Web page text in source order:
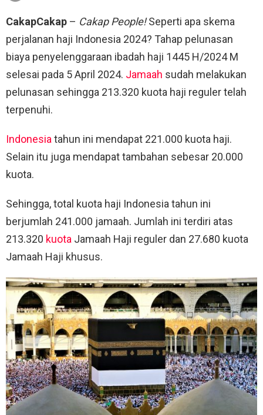
CakapCakap – Cakap People!Seperti apa skema
perjalanan haji Indonesia 2024? Tahap pelunasan
biaya penyelenggaraan ibadah haji 1445 H/2024 M
selesai pada 5 April 2024. Jamaah sudah melakukan
pelunasan sehingga 213.320 kuota haji reguler telah
terpenuhi.
Indonesiatahun ini mendapat 221.000 kuota haji.
Selain itu juga mendapat tambahan sebesar 20.000
kuota.
Sehingga, total kuota haji Indonesia tahun ini
berjumlah 241.000 jamaah. Jumlah ini terdiri atas
213.320 kuota Jamaah Haji reguler dan 27.680 kuota
Jamaah Haji khusus.